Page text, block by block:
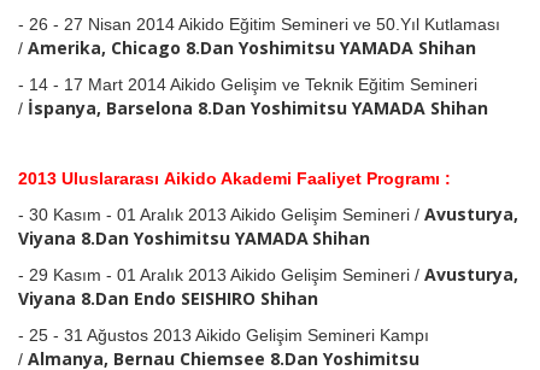
- 26 - 27 Nisan 2014 Aikido Eğitim Semineri ve 50.Yıl Kutlaması
/ Amerika, Chicago 8.Dan Yoshimitsu YAMADA Shihan
- 14 - 17 Mart 2014 Aikido Gelişim ve Teknik Eğitim Semineri
/ İspanya, Barselona 8.Dan Yoshimitsu YAMADA Shihan
2013 Uluslararası Aikido Akademi Faaliyet Programı :
- 30 Kasım - 01 Aralık 2013 Aikido Gelişim Semineri / Avusturya,
Viyana 8.Dan Yoshimitsu YAMADA Shihan
- 29 Kasım - 01 Aralık 2013 Aikido Gelişim Semineri / Avusturya,
Viyana 8.Dan Endo SEISHIRO Shihan
- 25 - 31 Ağustos 2013 Aikido Gelişim Semineri Kampı
/ Almanya, Bernau Chiemsee 8.Dan Yoshimitsu